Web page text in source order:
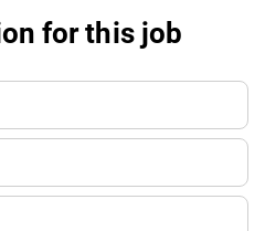
for this job